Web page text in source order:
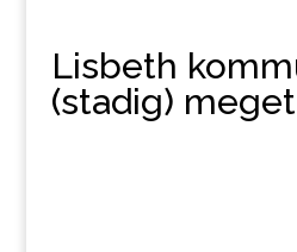
Lisbeth
(stadig) meget